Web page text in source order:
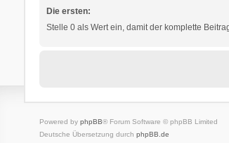
Die ersten:
Stelle 0 als Wert ein, damit der komplette
Powered by phpBB® Forum Software © phpBB Limited
Deutsche Übersetzung durch phpBB.de